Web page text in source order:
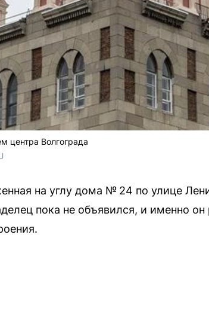
центра Волгограда
на углу дома № 24 по улице
пока не объявился, и именно он